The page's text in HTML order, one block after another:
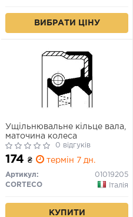
ВИБРАТИ ЦІНУ
Ущільнювальне кільце вала,
маточина колеса
0 відгуків
174 ₴ термін 7 дн.
Артикул:
01019205
CORTECO
Італія
КУПИТИ